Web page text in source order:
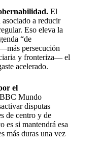
El
a reducir
Eso eleva la
“de
persecución
y fronteriza— el
acelerado.
el
Mundo
disputas
de centro y de
es si mantendrá esa
más duras una vez